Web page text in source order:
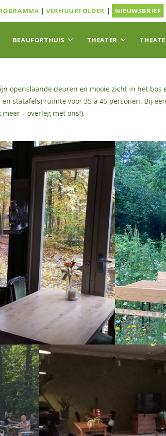
|VERHUURFOLDER | NIEUWSBRIEF
BEAUFORTHUIS THEATER
openslaande deuren en mooie zicht in het bos
statafels) ruimte voor 35 à 45 personen. Bij
– overleg met ons!).